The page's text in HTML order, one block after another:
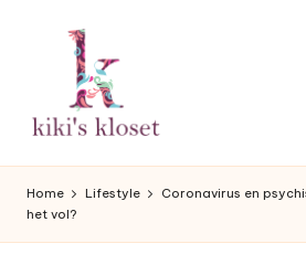
inhoud
K
i
k
een
Home Lifestyle
Coronavirus en
het vol?